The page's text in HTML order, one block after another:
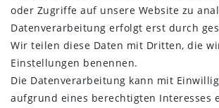
ZAHLUNG & VERSAND
oder Zugriffe auf unsere Website zu
Datenverarbeitung erfolgt erst durch
Wir teilen diese Daten mit Dritten, die
Einstellungen benennen.
Die Datenverarbeitung kann mit
aufgrund eines berechtigten Interesses